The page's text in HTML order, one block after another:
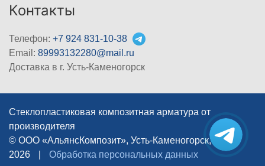
Контакты
Телефон: +7 924 831-10-38
Email: 89993132280@mail.ru
Доставка в г. Усть-Каменогорск
Стеклопластиковая композитная арматура от
производителя
© ООО «АльянсКомпозит», Усть-Каменогорск, 2012–
2026
Обработка персональных данных